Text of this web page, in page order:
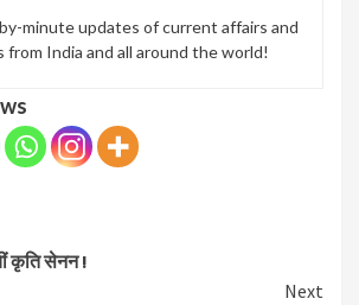
minute updates of current affairs and
from India and all around the world!
कृति सेनन !
Next